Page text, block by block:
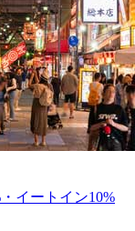
イートイン10%